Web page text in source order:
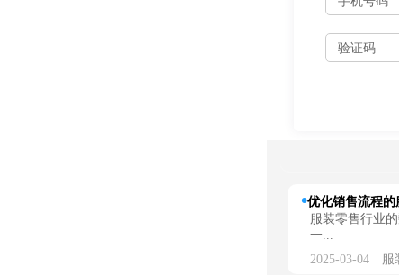
优化销售流程
服装零售行业
一...
2025-03-04 服